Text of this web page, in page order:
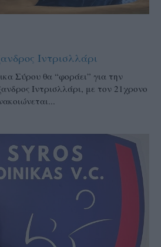
Ιντρισλλάρι
Σύρου θα “φοράει” για την
Ιντρισλλάρι, με τον 21χρονο